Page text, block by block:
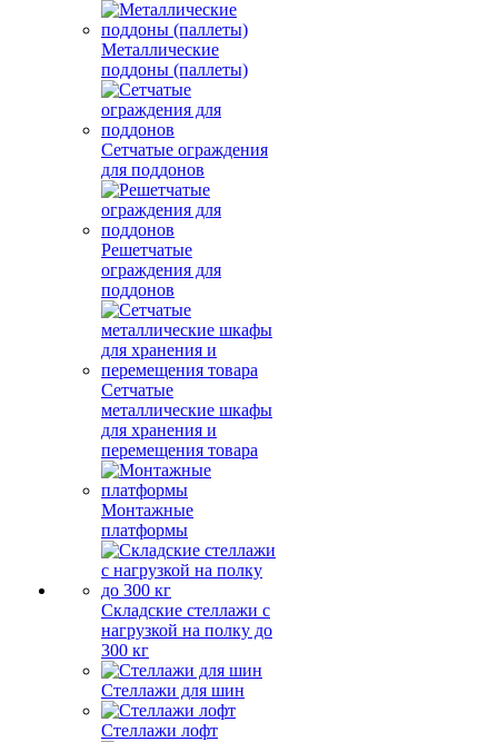
Металлические
поддоны (паллеты)
Сетчатые ограждения
для поддонов
Решетчатые
ограждения для
поддонов
Сетчатые
металлические шкафы
для хранения и
перемещения товара
Монтажные
платформы
Складские стеллажи с
нагрузкой на полку до
300 кг
Стеллажи для шин
Стеллажи лофт